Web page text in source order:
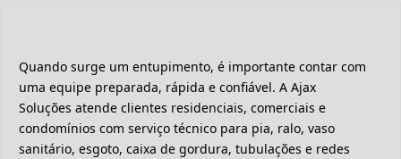
Quando surge um entupimento, é importante contar com
uma equipe preparada, rápida e confiável. A Ajax
Soluções atende clientes residenciais, comerciais e
condomínios com serviço técnico para pia, ralo, vaso
sanitário, esgoto, caixa de gordura, tubulações e redes